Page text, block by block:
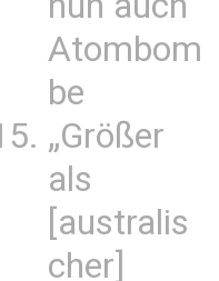
Atombom
be
„Größer
als
[australis
cher]